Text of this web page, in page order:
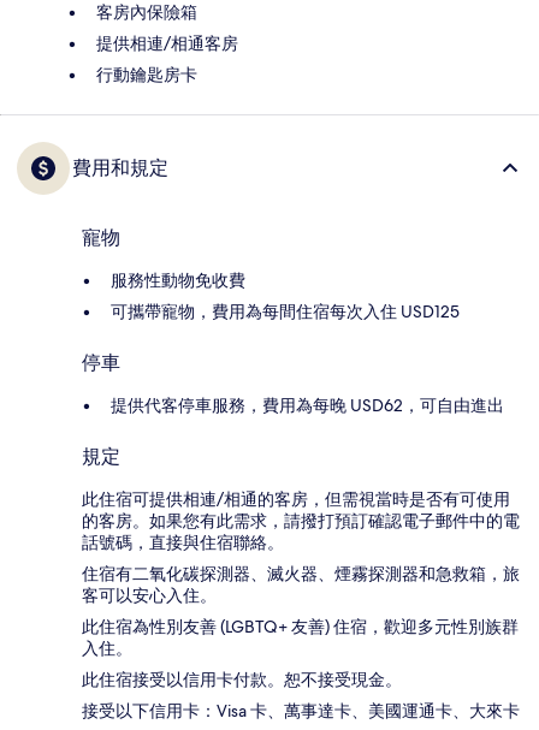
客房內保險箱
提供相連/相通客房
行動鑰匙房卡
費用和規定
寵物
服務性動物免收費
可攜帶寵物，費用為每間住宿每次入住 USD125
停車
提供代客停車服務，費用為每晚 USD62，可自由進出
規定
此住宿可提供相連/相通的客房，但需視當時是否有可使用
的客房。如果您有此需求，請撥打預訂確認電子郵件中的電
話號碼，直接與住宿聯絡。
住宿有二氧化碳探測器、滅火器、煙霧探測器和急救箱，旅
客可以安心入住。
此住宿為性別友善 (LGBTQ+ 友善) 住宿，歡迎多元性別族群
入住。
此住宿接受以信用卡付款。恕不接受現金。
接受以下信用卡：Visa 卡、萬事達卡、美國運通卡、大來卡